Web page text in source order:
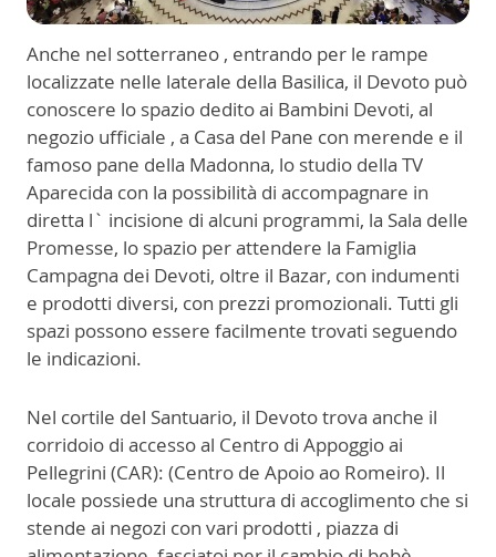
Anche nel sotterraneo , entrando per le rampe
localizzate nelle laterale della Basilica, il Devoto può
conoscere lo spazio dedito ai Bambini Devoti, al
negozio ufficiale , a Casa del Pane con merende e il
famoso pane della Madonna, lo studio della TV
Aparecida con la possibilità di accompagnare in
diretta l` incisione di alcuni programmi, la Sala delle
Promesse, lo spazio per attendere la Famiglia
Campagna dei Devoti, oltre il Bazar, con indumenti
e prodotti diversi, con prezzi promozionali. Tutti gli
spazi possono essere facilmente trovati seguendo
le indicazioni.
Nel cortile del Santuario, il Devoto trova anche il
corridoio di accesso al Centro di Appoggio ai
Pellegrini (CAR): (Centro de Apoio ao Romeiro). Il
locale possiede una struttura di accoglimento che si
stende ai negozi con vari prodotti , piazza di